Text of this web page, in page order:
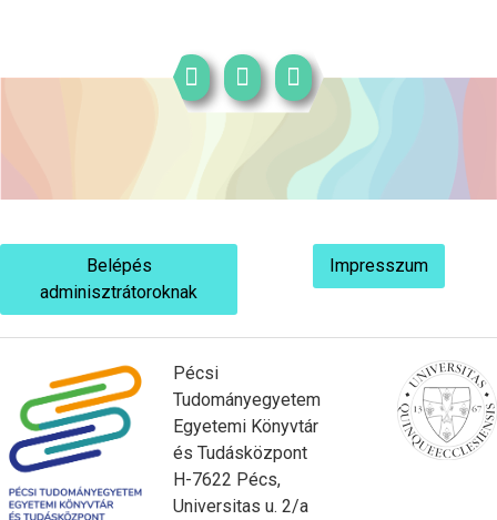
Belépés
adminisztrátoroknak
Impresszum
Pécsi
Tudományegyetem
Egyetemi Könyvtár
és Tudásközpont
H-7622 Pécs,
Universitas u. 2/a